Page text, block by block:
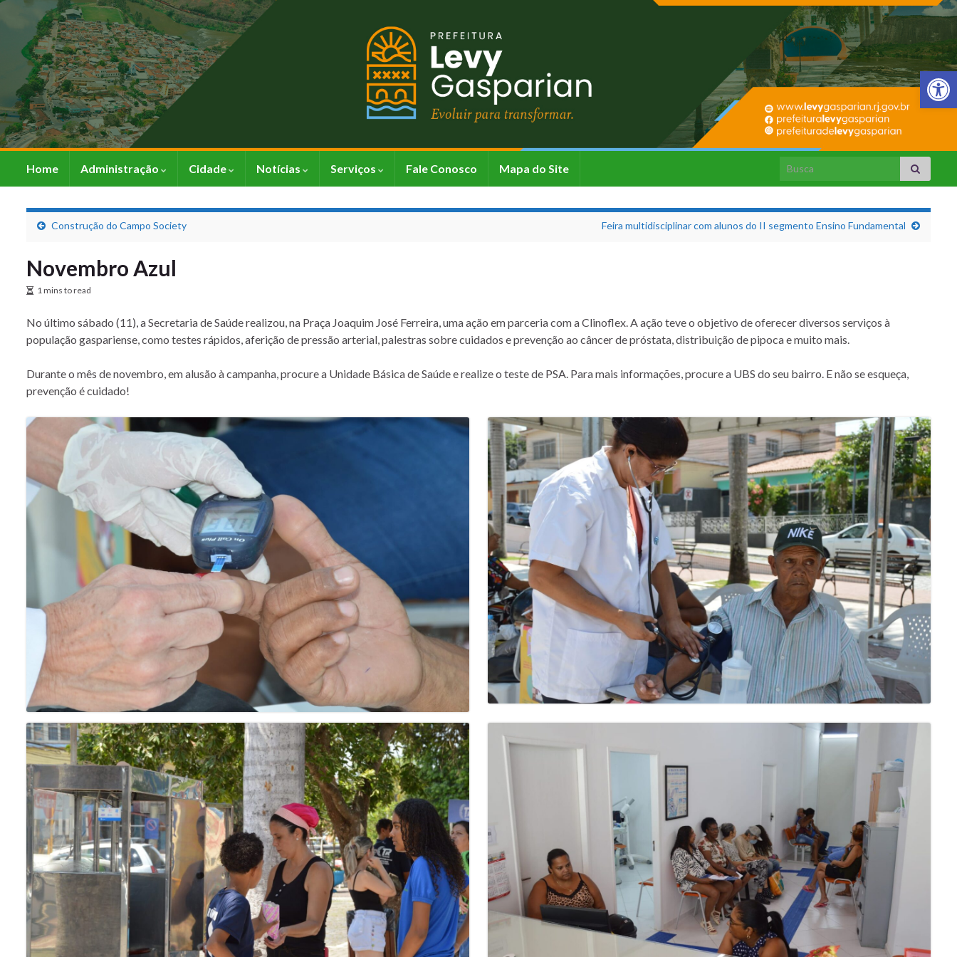
Barra de
Home Administração Cidade Notícias Serviços Fale Conosco Mapa do Site Search for:
Construção do Campo Society Feira multidisciplinar com alunos do II segmento Ensino Fundamental
Novembro Azul
1 mins to read
No último sábado (11), a Secretaria de Saúde realizou, na Praça Joaquim José Ferreira, uma ação em parceria com a Clinoflex. A ação teve o objetivo de oferecer diversos serviços à
população gaspariense, como testes rápidos, aferição de pressão arterial, palestras sobre cuidados e prevenção ao câncer de próstata, distribuição de pipoca e muito mais.
Durante o mês de novembro, em alusão à campanha, procure a Unidade Básica de Saúde e realize o teste de PSA. Para mais informações, procure a UBS do seu bairro. E não se esqueça,
prevenção é cuidado!